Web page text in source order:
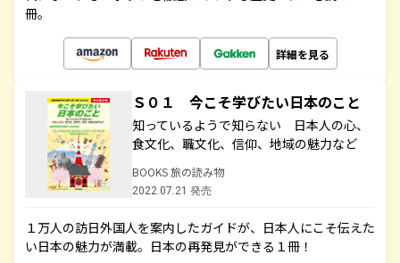
冊。
詳細を見る
Ｓ０１ 今こそ学びたい日本のこと
知っているようで知らない 日本人の心、
食文化、職文化、信仰、地域の魅力など
BOOKS 旅の読み物
2022.07.21 発売
１万人の訪日外国人を案内したガイドが、日本人にこそ伝えた
い日本の魅力が満載。日本の再発見ができる１冊！